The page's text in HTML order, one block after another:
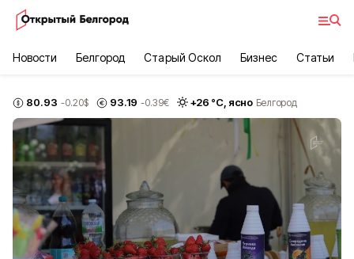
Новости Белгород Старый Оскол Бизнес Статьи
80.93 -0.20$ 93.19 -0.39€ +26 °С, ясно Белгород